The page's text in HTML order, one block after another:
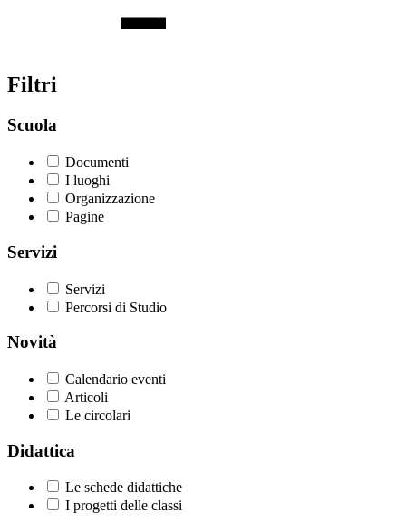
Filtri
Scuola
Documenti
I luoghi
Organizzazione
Pagine
Servizi
Servizi
Percorsi di Studio
Novità
Calendario eventi
Articoli
Le circolari
Didattica
Le schede didattiche
I progetti delle classi